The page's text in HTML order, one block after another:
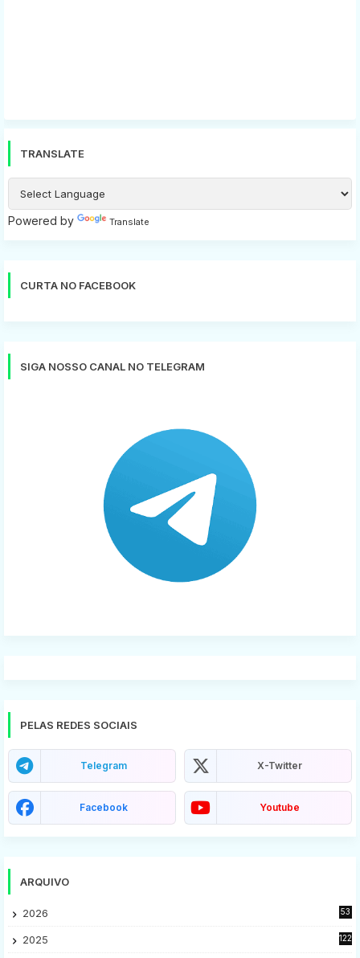
TRANSLATE
Powered by Translate
CURTA NO FACEBOOK
SIGA NOSSO CANAL NO TELEGRAM
PELAS REDES SOCIAIS
Telegram X-Twitter
Facebook Youtube
ARQUIVO
2026 53
2025 122